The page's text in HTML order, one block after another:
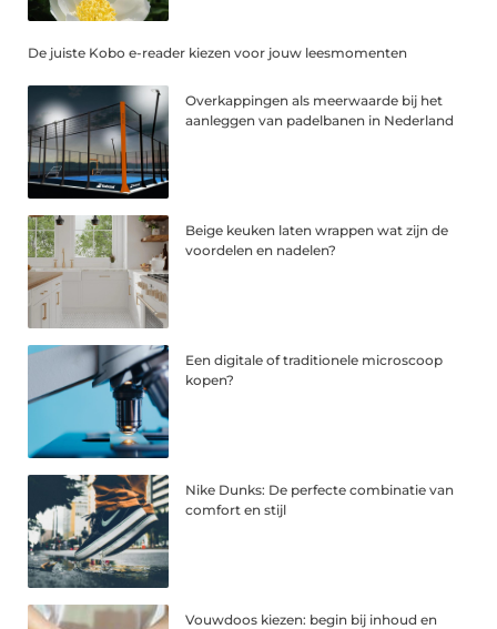
De juiste Kobo e-reader kiezen voor jouw leesmomenten
Overkappingen als meerwaarde bij het
aanleggen van padelbanen in Nederland
Beige keuken laten wrappen wat zijn de
voordelen en nadelen?
Een digitale of traditionele microscoop
kopen?
Nike Dunks: De perfecte combinatie van
comfort en stijl
Vouwdoos kiezen: begin bij inhoud en